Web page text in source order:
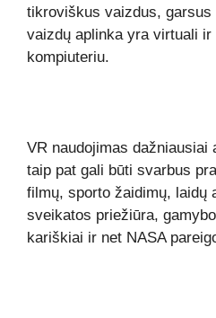
tikroviškus vaizdus,
vaizdų aplinka yra virtuali
kompiuteriu.
VR naudojimas dažniausiai
taip pat gali būti svarbus
filmų, sporto žaidimų, laidų
sveikatos priežiūra,
kariškiai ir net NASA